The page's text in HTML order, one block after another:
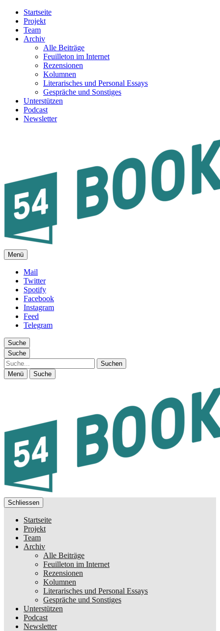
Startseite
Projekt
Team
Archiv
Alle Beiträge
Feuilleton im Internet
Rezensionen
Kolumnen
Literarisches und Personal Essays
Gespräche und Sonstiges
Unterstützen
Podcast
Newsletter
FEUILLETON IM INTERNET
Menü
Mail
Twitter
Spotify
Facebook
Instagram
Feed
Telegram
Suche
Suche
Suche
Menü Suche
Schliessen
Startseite
Projekt
Team
Archiv
Alle Beiträge
Feuilleton im Internet
Rezensionen
Kolumnen
Literarisches und Personal Essays
Gespräche und Sonstiges
Unterstützen
Podcast
Newsletter